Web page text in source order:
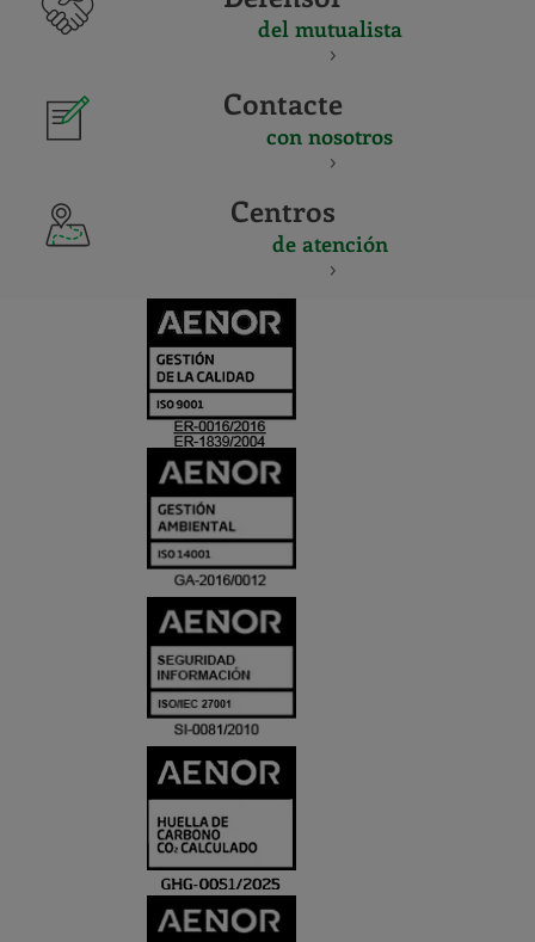
del mutualista
Contacte
con nosotros
Centros
de atención